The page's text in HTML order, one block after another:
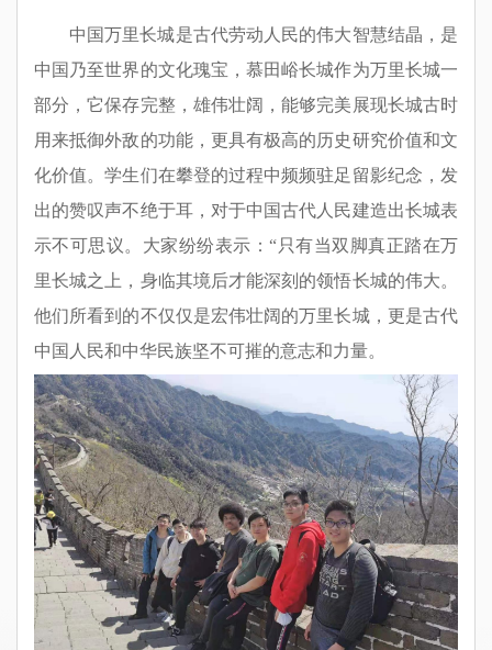
中国万里长城是古代劳动人民的伟大智慧结晶，是
中国乃至世界的文化瑰宝，慕田峪长城作为万里长城一
部分，它保存完整，雄伟壮阔，能够完美展现长城古时
用来抵御外敌的功能，更具有极高的历史研究价值和文
化价值。学生们在攀登的过程中频频驻足留影纪念， 发
出的赞叹声不绝于耳，对于中国古代人民建造出长城表
示不可思议。大家纷纷表示：“ 只有当双脚真正踏在万
里长城之上，身临其境后才能深刻的领悟长城的伟大。
他们所看到的不仅仅是宏伟壮阔的万里长城，更是古代
中国人民和中华民族坚不可摧的意志和力量。